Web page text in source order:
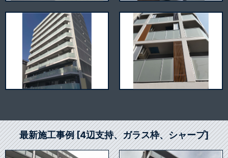
最新施工事例 [4辺支持、ガラス枠、シャープ]